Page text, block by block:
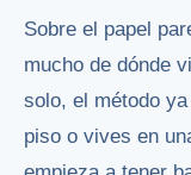
Sobre el papel
mucho de dónde
solo, el método
piso o vives en